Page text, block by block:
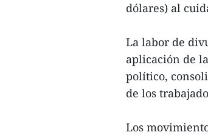
dólares) al
La labor de
aplicación de
político,
de los
Los